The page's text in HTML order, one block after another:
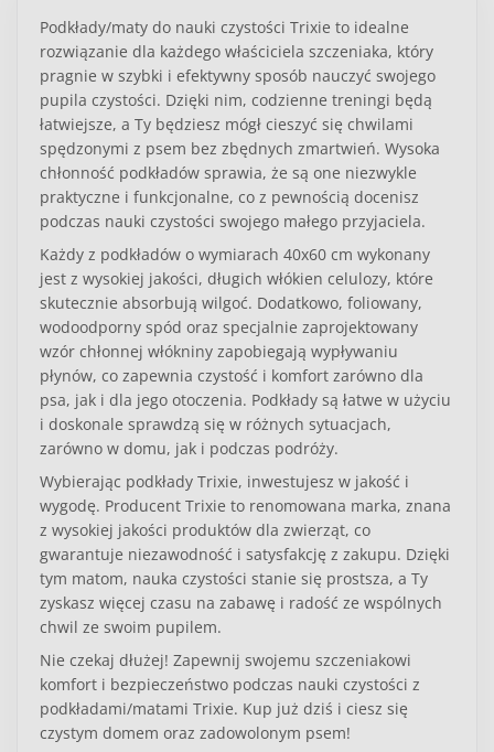
Podkłady/maty do nauki czystości Trixie to idealne
rozwiązanie dla każdego właściciela szczeniaka, który
pragnie w szybki i efektywny sposób nauczyć swojego
pupila czystości. Dzięki nim, codzienne treningi będą
łatwiejsze, a Ty będziesz mógł cieszyć się chwilami
spędzonymi z psem bez zbędnych zmartwień. Wysoka
chłonność podkładów sprawia, że są one niezwykle
praktyczne i funkcjonalne, co z pewnością docenisz
podczas nauki czystości swojego małego przyjaciela.
Każdy z podkładów o wymiarach 40x60 cm wykonany
jest z wysokiej jakości, długich włókien celulozy, które
skutecznie absorbują wilgoć. Dodatkowo, foliowany,
wodoodporny spód oraz specjalnie zaprojektowany
wzór chłonnej włókniny zapobiegają wypływaniu
płynów, co zapewnia czystość i komfort zarówno dla
psa, jak i dla jego otoczenia. Podkłady są łatwe w użyciu
i doskonale sprawdzą się w różnych sytuacjach,
zarówno w domu, jak i podczas podróży.
Wybierając podkłady Trixie, inwestujesz w jakość i
wygodę. Producent Trixie to renomowana marka, znana
z wysokiej jakości produktów dla zwierząt, co
gwarantuje niezawodność i satysfakcję z zakupu. Dzięki
tym matom, nauka czystości stanie się prostsza, a Ty
zyskasz więcej czasu na zabawę i radość ze wspólnych
chwil ze swoim pupilem.
Nie czekaj dłużej! Zapewnij swojemu szczeniakowi
komfort i bezpieczeństwo podczas nauki czystości z
podkładami/matami Trixie. Kup już dziś i ciesz się
czystym domem oraz zadowolonym psem!